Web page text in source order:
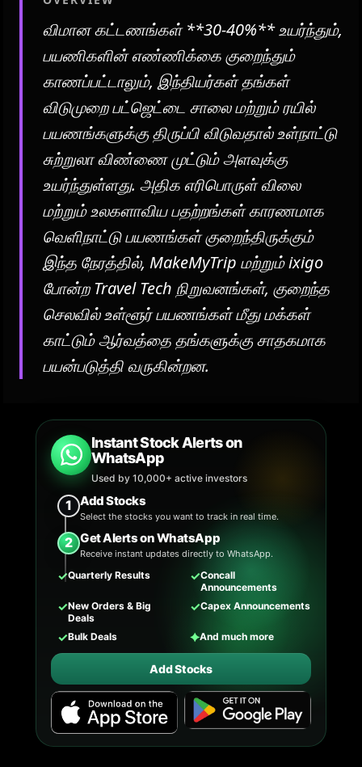
விமான கட்டணங்கள் **30-40%** உயர்ந்தும்,
பயணிகளின் எண்ணிக்கை குறைந்தும்
காணப்பட்டாலும், இந்தியர்கள் தங்கள்
விடுமுறை பட்ஜெட்டை சாலை மற்றும் ரயில்
பயணங்களுக்கு திருப்பி விடுவதால் உள்நாட்டு
சுற்றுலா விண்ணை முட்டும் அளவுக்கு
உயர்ந்துள்ளது. அதிக எரிபொருள் விலை
மற்றும் உலகளாவிய பதற்றங்கள் காரணமாக
வெளிநாட்டு பயணங்கள் குறைந்திருக்கும்
இந்த நேரத்தில், MakeMyTrip மற்றும் ixigo
போன்ற Travel Tech நிறுவனங்கள், குறைந்த
செலவில் உள்ளூர் பயணங்கள் மீது மக்கள்
காட்டும் ஆர்வத்தை தங்களுக்கு சாதகமாக
பயன்படுத்தி வருகின்றன.
Instant Stock Alerts on
WhatsApp
Used by 10,000+ active investors
1 Add Stocks
Select the stocks you want to track in real time.
2 Get Alerts on WhatsApp
Receive instant updates directly to WhatsApp.
✓Quarterly Results ✓Concall
Announcements
✓New Orders & Big
Deals
✓Capex Announcements
✓Bulk Deals ✦And much more
Add Stocks